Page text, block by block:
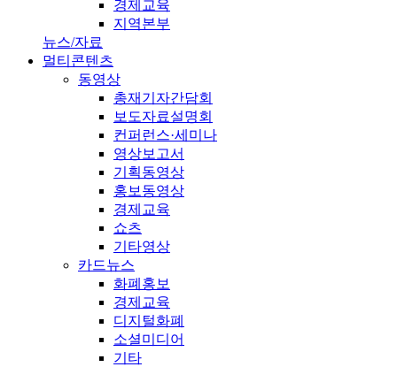
경제교육
지역본부
뉴스/자료
멀티콘텐츠
동영상
총재기자간담회
보도자료설명회
컨퍼런스·세미나
영상보고서
기획동영상
홍보동영상
경제교육
쇼츠
기타영상
카드뉴스
화폐홍보
경제교육
디지털화폐
소셜미디어
기타